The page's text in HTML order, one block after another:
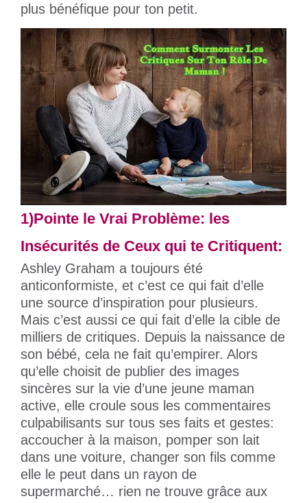
plus bénéfique pour ton petit.
1)Pointe le Vrai Problème: les
Insécurités de Ceux qui te Critiquent:
Ashley Graham a toujours été
anticonformiste, et c’est ce qui fait d’elle
une source d’inspiration pour plusieurs.
Mais c’est aussi ce qui fait d’elle la cible de
milliers de critiques. Depuis la naissance de
son bébé, cela ne fait qu’empirer. Alors
qu’elle choisit de publier des images
sincères sur la vie d’une jeune maman
active, elle croule sous les commentaires
culpabilisants sur tous ses faits et gestes:
accoucher à la maison, pomper son lait
dans une voiture, changer son fils comme
elle le peut dans un rayon de
supermarché… rien ne trouve grâce aux